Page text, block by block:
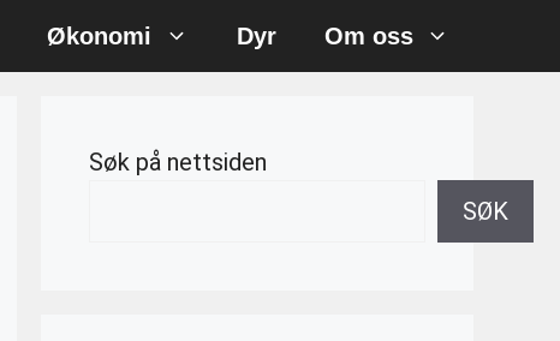
Økonomi Dyr Om oss
Søk på nettsiden
SØK